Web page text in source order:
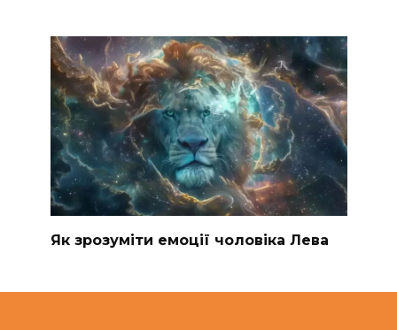
Як зрозуміти емоції чоловіка Лева